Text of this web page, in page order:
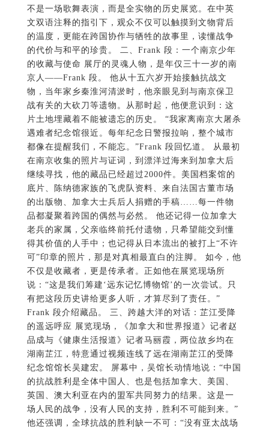
不是一场歌舞表演，而是全实物的历史展览。在中英
文双语注释的指引下，观众不仅可以触摸到文物背后
的温度，更能在跨国协作与牺牲的故事里，读懂战争
的代价与和平的珍贵。 二、Frank 段：一个南京少年
的收藏与使命 展厅的灵魂人物，是年仅三十一岁的南
京人——Frank 段。 他从十五六岁开始接触抗战文
物，当年家乡秦淮河清淤时，他亲眼见到与南京保卫
战有关的大砍刀等遗物。从那时起，他便意识到：这
片土地埋藏着不能被遗忘的历史。 “我家离南京大屠杀
遇难者纪念馆很近。每年纪念日警报拉响，整个城市
都像在提醒我们，不能忘。”Frank 段回忆道。 从最初
在南京收集的照片与证词，到漂洋过海来到加拿大后
继续寻找，他的藏品已经超过2000件。美国档案馆的
底片、陈纳德家族的飞虎队资料、来自法国古董市场
的出版物、加拿大士兵后人捐赠的手稿……每一件物
品都凝聚着跨国的偶然与必然。 他还记得一位加拿大
老兵的家属，父亲临终前托付遗物，只希望能交到懂
得其价值的人手中；也记得从日本流出的被打上“不许
可”印章的照片，那是对真相最直白的注脚。 如今，他
不仅是收藏者，更是传承者。正如他在展览现场所
说：“这是我们筹建‘远东记忆博物馆’的一次尝试。只
有把这段历史讲给更多人听，才算尽到了责任。”
Frank 段介绍藏品。 三、跨越大洋的对话：芷江受降
的遥远呼应 展览现场，《加拿大和世界报道》记者赵
品成与《健康生活报道》记者马丽霞，两位故乡均在
湖南芷江，特意通过视频连线了远在湖南芷江的受降
纪念馆馆长吴建宏。 屏幕中，吴馆长动情地说：“中国
的抗战胜利是全体中国人、也是包括加拿大、美国、
英国、澳大利亚在内的盟军共同努力的结果。这是一
场人民的战争，没有人民的支持，胜利不可能到来。”
他还强调，全球抗战的胜利缺一不可：“没有亚太战场